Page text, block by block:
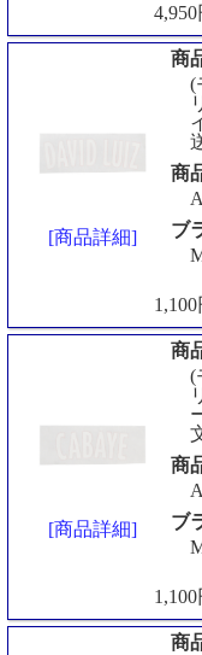
[商品詳細]
商
(
商
ブ
[商品詳細]
商
(
商
ブ
商